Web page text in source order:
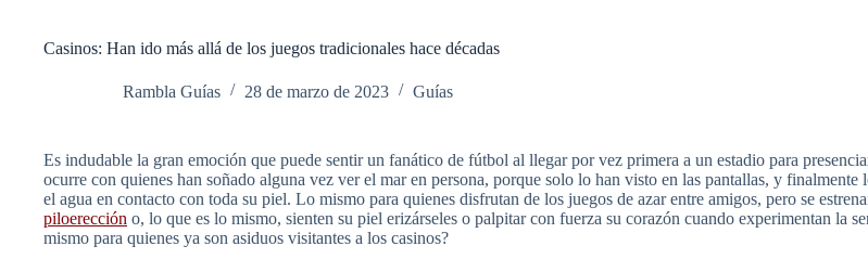
Casinos: Han ido más allá de los juegos tradicionales hace décadas
Rambla Guías 28 de marzo de 2023 Guías
Es indudable la gran emoción que puede sentir un fanático de fútbol al llegar por vez primera a un estadio para
ocurre con quienes han soñado alguna vez ver el mar en persona, porque solo lo han visto en las pantallas, y
el agua en contacto con toda su piel. Lo mismo para quienes disfrutan de los juegos de azar entre amigos, pero se
piloerección o, lo que es lo mismo, sienten su piel erizárseles o palpitar con fuerza su corazón cuando experimentan la
mismo para quienes ya son asiduos visitantes a los casinos?